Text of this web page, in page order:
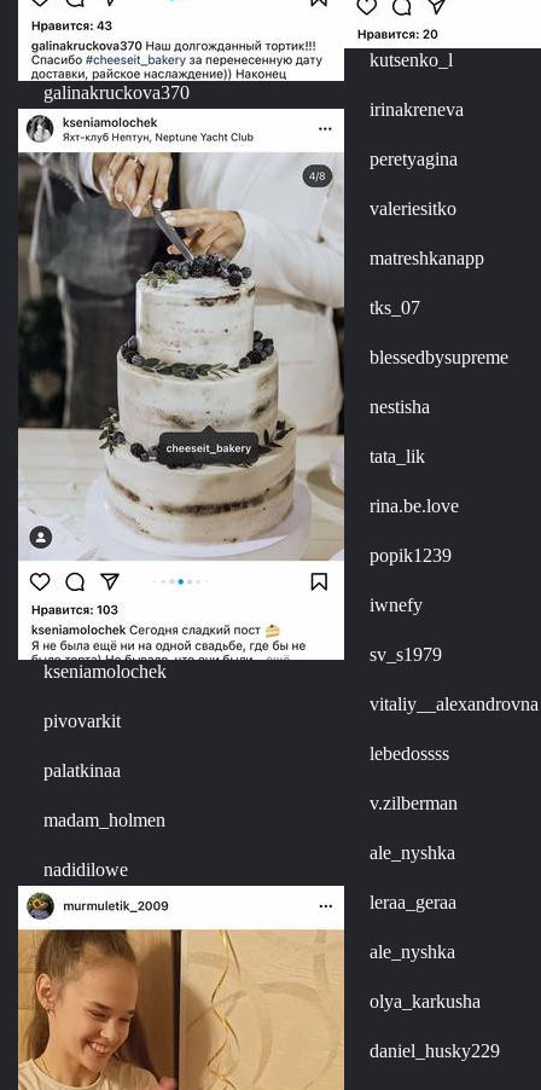
galinakruckova370
kseniamolochek
pivovarkit
palatkinaa
madam_holmen
nadidilowe
kutsenko_l
irinakreneva
peretyagina
valeriesitko
matreshkanapp
tks_07
blessedbysupreme
nestisha
tata_lik
rina.be.love
popik1239
iwnefy
sv_s1979
vitaliy__alexandrovna
lebedossss
v.zilberman
ale_nyshka
leraa_geraa
ale_nyshka
olya_karkusha
daniel_husky229